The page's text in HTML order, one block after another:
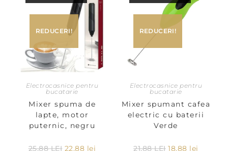
REDUCERI!
Electrocasnice pentru
bucatarie
Mixer spuma de
lapte, motor
puternic, negru
25,88LEI 22,88 lei
REDUCERI!
Electrocasnice pentru
bucatarie
Mixer spumant cafea
electric cu baterii
Verde
21,88LEI 18,88 lei